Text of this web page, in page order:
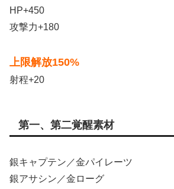
HP+450
攻撃力+180
上限解放150%
射程+20
第一、第二覚醒素材
銀キャプテン／金パイレーツ
銀アサシン／金ローグ